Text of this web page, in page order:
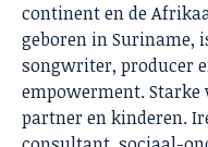
continent en de
geboren in Suriname,
songwriter, producer
empowerment.
partner en kinderen.